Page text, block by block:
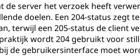
de server het verzoek heeft
doelen. Een 204-status zegt
terwijl een 205-status de client
wordt 204 gebruikt voor
de gebruikersinterface moet